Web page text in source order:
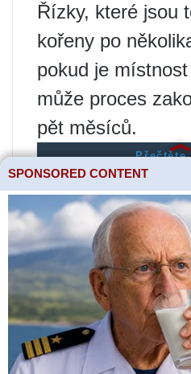
Řízky, které jsou
kořeny po
pokud je
může proces
pět měsíců.
Jak určit
v baterii
efektivní
Když se kořeny
řízků v květináči
bude třeba je
nádob, přičemž
SPONSORED CONTENT